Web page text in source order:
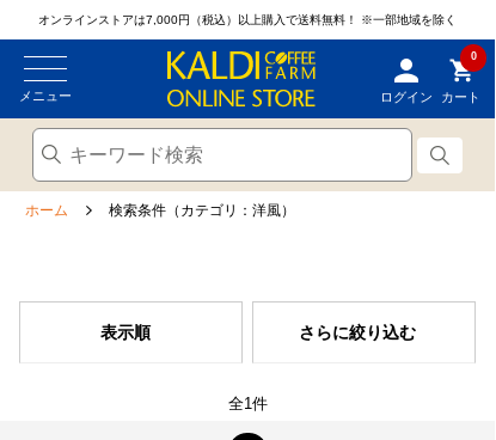
オンラインストアは7,000円（税込）以上購入で送料無料！ ※一部地域を除く
メニュー ログイン
0
カート
ホーム 検索条件（カテゴリ：洋風）
表示順 さらに絞り込む
全1件